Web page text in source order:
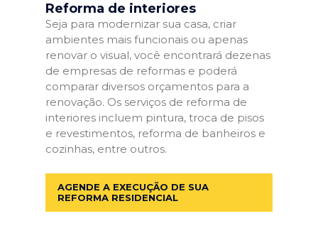
Reforma de interiores
Seja para modernizar sua casa, criar
ambientes mais funcionais ou apenas
renovar o visual, você encontrará dezenas
de empresas de reformas e poderá
comparar diversos orçamentos para a
renovação. Os serviços de reforma de
interiores incluem pintura, troca de pisos
e revestimentos, reforma de banheiros e
cozinhas, entre outros.
AGENDE A EXECUÇÃO DE SUA
REFORMA RESIDENCIAL